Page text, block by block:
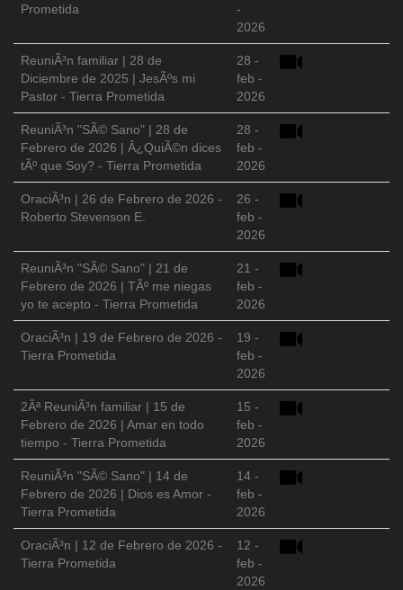
Prometida
-
2026
ReuniÃ³n familiar | 28 de
Diciembre de 2025 | JesÃºs mi
Pastor - Tierra Prometida
28 -
feb -
2026
ReuniÃ³n "SÃ© Sano" | 28 de
Febrero de 2026 | Â¿QuiÃ©n dices
tÃº que Soy? - Tierra Prometida
28 -
feb -
2026
OraciÃ³n | 26 de Febrero de 2026 -
Roberto Stevenson E.
26 -
feb -
2026
ReuniÃ³n "SÃ© Sano" | 21 de
Febrero de 2026 | TÃº me niegas
yo te acepto - Tierra Prometida
21 -
feb -
2026
OraciÃ³n | 19 de Febrero de 2026 -
Tierra Prometida
19 -
feb -
2026
2Âª ReuniÃ³n familiar | 15 de
Febrero de 2026 | Amar en todo
tiempo - Tierra Prometida
15 -
feb -
2026
ReuniÃ³n "SÃ© Sano" | 14 de
Febrero de 2026 | Dios es Amor -
Tierra Prometida
14 -
feb -
2026
OraciÃ³n | 12 de Febrero de 2026 -
Tierra Prometida
12 -
feb -
2026